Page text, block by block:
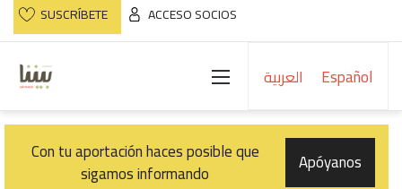
SUSCRÍBETE ACCESO SOCIOS
العربية Español
Menú
Con tu aportación haces posible que
sigamos informando Apóyanos